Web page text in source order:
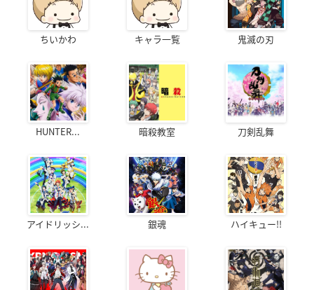
ちいかわ キャラ一覧 鬼滅の刃
HUNTER... 暗殺教室 刀剣乱舞
アイドリッシ... 銀魂 ハイキュー!!